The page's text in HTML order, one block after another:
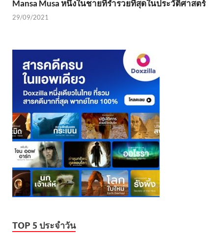
Mansa Musa หนึ่งในชายที่ร่ำรวยที่สุดในประวัติศาสตร์
29/09/2021
TOP 5 ประจำวัน